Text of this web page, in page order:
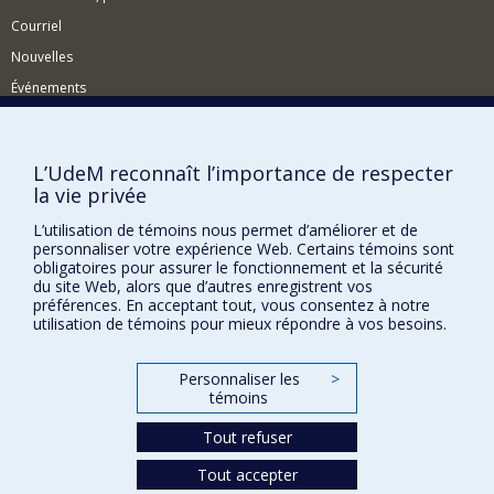
Courriel
Nouvelles
Événements
BESOIN D'AIDE?
Plan du site
Signaler une erreur
Accessibilité
FACULTÉ DES ARTS ET DES SCIENCES
Nos centres d'études
L’UdeM reconnaît l’importance de respecter
la vie privée
L’utilisation de témoins nous permet d’améliorer et de
personnaliser votre expérience Web. Certains témoins sont
obligatoires pour assurer le fonctionnement et la sécurité
du site Web, alors que d’autres enregistrent vos
préférences. En acceptant tout, vous consentez à notre
utilisation de témoins pour mieux répondre à vos besoins.
Personnaliser les
témoins
>
Tout refuser
Tout accepter